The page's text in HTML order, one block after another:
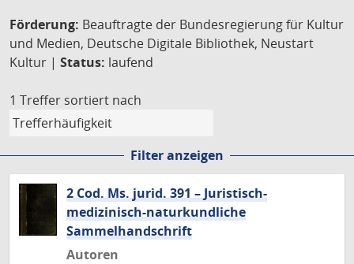
Förderung: Beauftragte der Bundesregierung für Kultur
und Medien, Deutsche Digitale Bibliothek, Neustart
Kultur | Status: laufend
1 Treffer sortiert nach
Filter anzeigen
2 Cod. Ms. jurid. 391 – Juristisch-
medizinisch-naturkundliche
Sammelhandschrift
Autoren